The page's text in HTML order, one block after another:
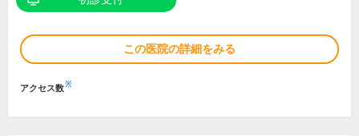
この医院の詳細をみる
アクセス数※